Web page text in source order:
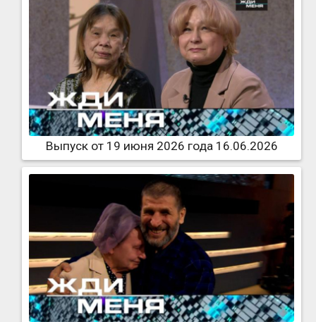
Выпуск от 19 июня 2026 года 16.06.2026